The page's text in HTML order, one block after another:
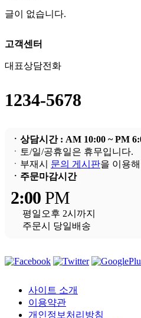
글이 없습니다.
고객센터
대표상담전화
1234-5678
ㆍ상담시간 : AM 10:00 ~ PM
ㆍ토/일/공휴일은 휴무입니다.
ㆍ부재시 문의 게시판을 이용
ㆍ주문마감시간
2:00 PM
평일오후 2시까지
주문시 당일배송
사이트 소개
이용약관
개인정보처리방침